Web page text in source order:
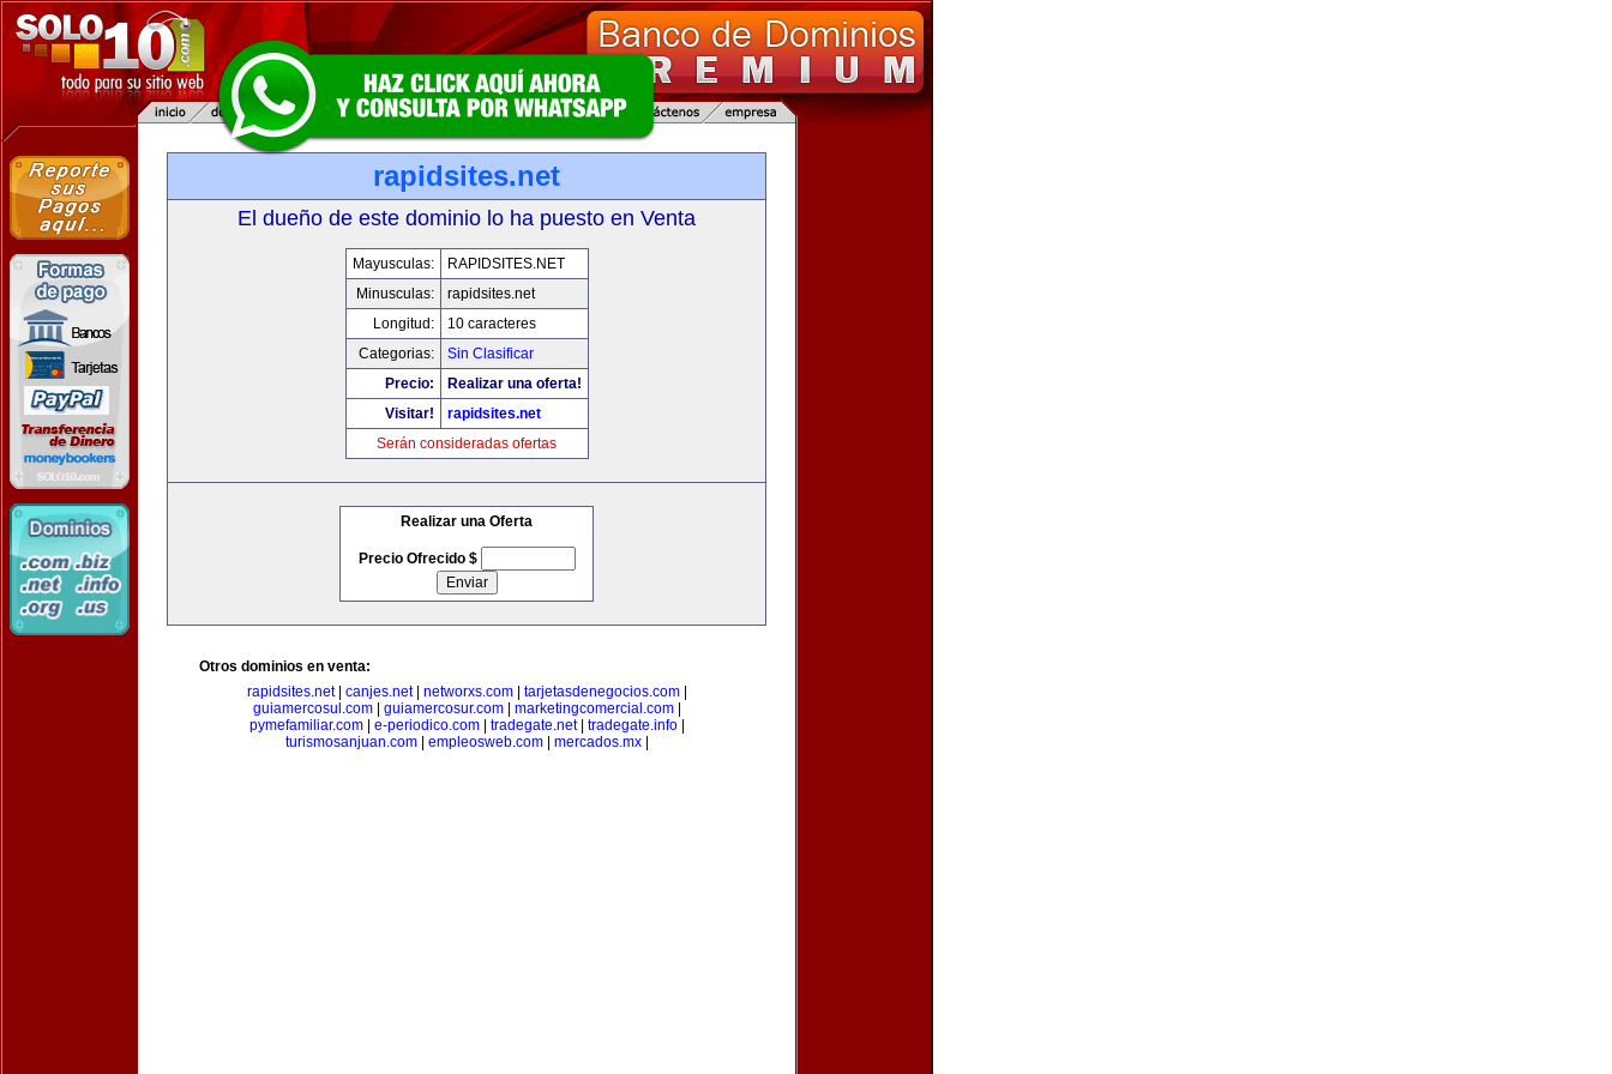
rapidsites.net
El dueño de este dominio lo ha puesto en Venta
Mayusculas:
RAPIDSITES.NET
Minusculas:
rapidsites.net
Longitud:
10 caracteres
Categorias:
Sin Clasificar
Precio:
Realizar una oferta!
Visitar!
rapidsites.net
Serán consideradas ofertas
Realizar una Oferta
Precio Ofrecido $
Otros dominios en venta:
rapidsites.net| canjes.net| networxs.com| tarjetasdenegocios.com|
guiamercosul.com| guiamercosur.com| marketingcomercial.com|
pymefamiliar.com| e-periodico.com| tradegate.net| tradegate.info|
turismosanjuan.com| empleosweb.com| mercados.mx|